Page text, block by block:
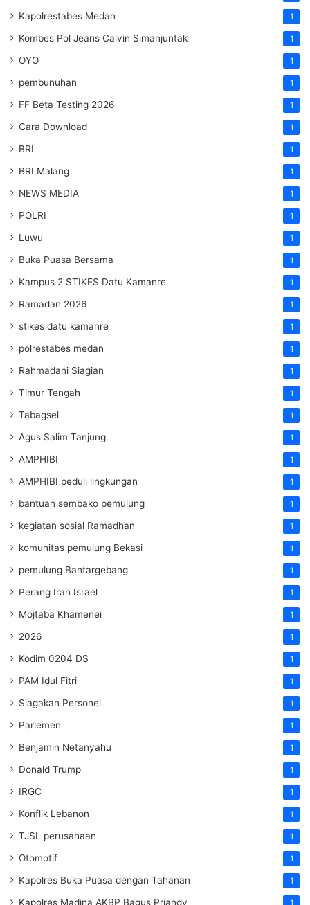
Kapolrestabes Medan 1
Kombes Pol Jeans Calvin Simanjuntak 1
OYO 1
pembunuhan 1
FF Beta Testing 2026 1
Cara Download 1
BRI 1
BRI Malang 1
NEWS MEDIA 1
POLRI 1
Luwu 1
Buka Puasa Bersama 1
Kampus 2 STIKES Datu Kamanre 1
Ramadan 2026 1
stikes datu kamanre 1
polrestabes medan 1
Rahmadani Siagian 1
Timur Tengah 1
Tabagsel 1
Agus Salim Tanjung 1
AMPHIBI 1
AMPHIBI peduli lingkungan 1
bantuan sembako pemulung 1
kegiatan sosial Ramadhan 1
komunitas pemulung Bekasi 1
pemulung Bantargebang 1
Perang Iran Israel 1
Mojtaba Khamenei 1
2026 1
Kodim 0204 DS 1
PAM Idul Fitri 1
Siagakan Personel 1
Parlemen 1
Benjamin Netanyahu 1
Donald Trump 1
IRGC 1
Konflik Lebanon 1
TJSL perusahaan 1
Otomotif 1
Kapolres Buka Puasa dengan Tahanan 1
Kapolres Madina AKBP Bagus Priandy 1